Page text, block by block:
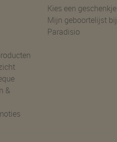
&
Kies een geschenkje
Mijn geboortelijst bij
Paradisio